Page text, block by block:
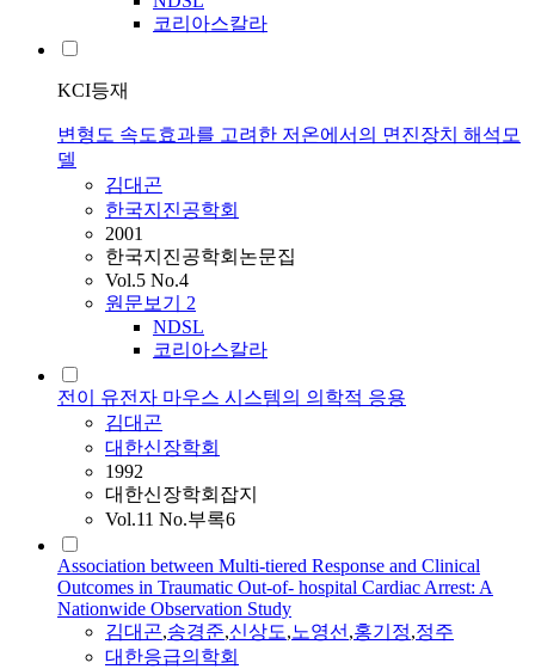
코리아스칼라
KCI등재
변형도 속도효과를 고려한 저온에서의 면진장치 해석모
델
김대곤
한국지진공학회
2001
한국지진공학회논문집
Vol.5 No.4
원문보기 2
NDSL
코리아스칼라
전이 유전자 마우스 시스템의 의학적 응용
김대곤
대한신장학회
1992
대한신장학회잡지
Vol.11 No.부록6
Association between Multi-tiered Response and Clinical
Outcomes in Traumatic Out-of- hospital Cardiac Arrest: A
Nationwide Observation Study
김대곤,송경준,신상도,노영선,홍기정,정주
대한응급의학회